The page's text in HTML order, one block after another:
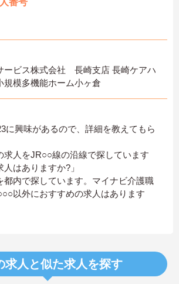
番号
ービス株式会社 長崎支店 長崎ケアハ
模多機能ホーム小ヶ倉
に興味があるので、詳細を教えてもら
求人をJR○○線の沿線で探しています
はありますか?」
都内で探しています。マイナビ介護職
以外におすすめの求人はあります
求人と似た求人を探す